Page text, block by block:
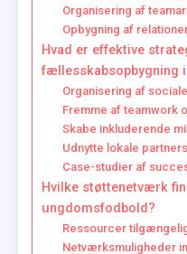
Organisering af
Opbygning af
Hvad er effektive
fællesskabsopbygning
Organisering af
Fremme af teamwork
Skabe inkluderende
Udnytte lokale
Case-studier af
Hvilke støttenetværk
ungdomsfodbold?
Ressourcer
Netværksmuligheder